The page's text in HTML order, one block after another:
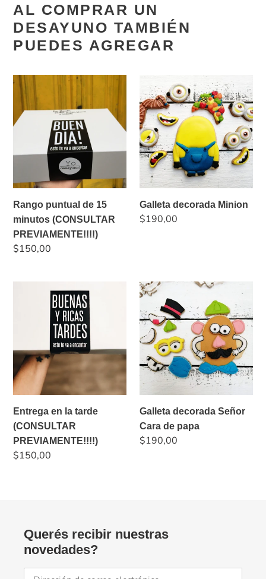
AL COMPRAR UN
DESAYUNO TAMBIÉN
PUEDES AGREGAR
Rango
puntual
de
15
(CONSULTAR
PREVIAMENTE!!!!)
Rango puntual de 15
minutos (CONSULTAR
PREVIAMENTE!!!!)
Precio
$150,00
decorada
Minion
Galleta decorada Minion
Precio
$190,00
(CONSULTAR
PREVIAMENTE!!!!)
Entrega en la tarde
(CONSULTAR
PREVIAMENTE!!!!)
Precio
$150,00
Galleta
decorada
Señor
Cara
de
papa
Galleta decorada Señor
Cara de papa
Precio
$190,00
Querés recibir nuestras
novedades?